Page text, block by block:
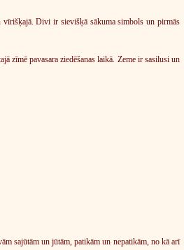
vīrišķajā. Divi ir sievišķā sākuma simbols un pirmās
zīmē pavasara ziedēšanas laikā. Zeme ir sasilusi un
sajūtām un jūtām, patikām un nepatikām, no kā arī